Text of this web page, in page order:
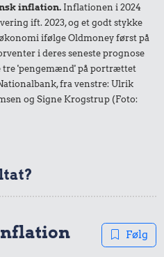
Is
gas Bukser
inflation. Inflationen i 2024
ift. 2023, og et godt stykke
ifølge Oldmoney først på
i deres seneste prognose
tre 'pengemænd' på portrættet
fra venstre: Ulrik
og Signe Krogstrup (Foto:
Følg